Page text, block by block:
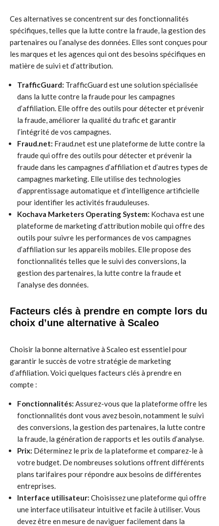
Ces alternatives se concentrent sur des fonctionnalités
spécifiques, telles que la lutte contre la fraude, la gestion des
partenaires ou l’analyse des données. Elles sont conçues pour
les marques et les agences qui ont des besoins spécifiques en
matière de suivi et d’attribution.
TrafficGuard: TrafficGuard est une solution spécialisée
dans la lutte contre la fraude pour les campagnes
d’affiliation. Elle offre des outils pour détecter et prévenir
la fraude, améliorer la qualité du trafic et garantir
l’intégrité de vos campagnes.
Fraud.net: Fraud.net est une plateforme de lutte contre la
fraude qui offre des outils pour détecter et prévenir la
fraude dans les campagnes d’affiliation et d’autres types de
campagnes marketing. Elle utilise des technologies
d’apprentissage automatique et d’intelligence artificielle
pour identifier les activités frauduleuses.
Kochava Marketers Operating System: Kochava est une
plateforme de marketing d’attribution mobile qui offre des
outils pour suivre les performances de vos campagnes
d’affiliation sur les appareils mobiles. Elle propose des
fonctionnalités telles que le suivi des conversions, la
gestion des partenaires, la lutte contre la fraude et
l’analyse des données.
Facteurs clés à prendre en compte lors du
choix d’une alternative à Scaleo
Choisir la bonne alternative à Scaleo est essentiel pour
garantir le succès de votre stratégie de marketing
d’affiliation. Voici quelques facteurs clés à prendre en
compte :
Fonctionnalités: Assurez-vous que la plateforme offre les
fonctionnalités dont vous avez besoin, notamment le suivi
des conversions, la gestion des partenaires, la lutte contre
la fraude, la génération de rapports et les outils d’analyse.
Prix: Déterminez le prix de la plateforme et comparez-le à
votre budget. De nombreuses solutions offrent différents
plans tarifaires pour répondre aux besoins de différentes
entreprises.
Interface utilisateur: Choisissez une plateforme qui offre
une interface utilisateur intuitive et facile à utiliser. Vous
devez être en mesure de naviguer facilement dans la